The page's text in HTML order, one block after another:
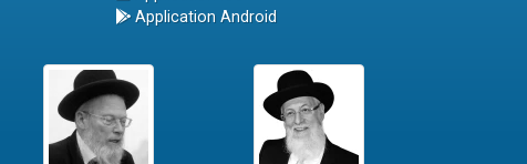
Application Android